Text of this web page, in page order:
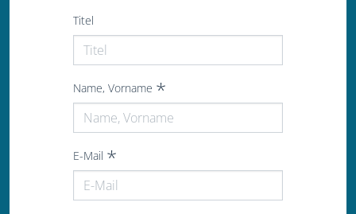
Titel
Name, Vorname
E-Mail